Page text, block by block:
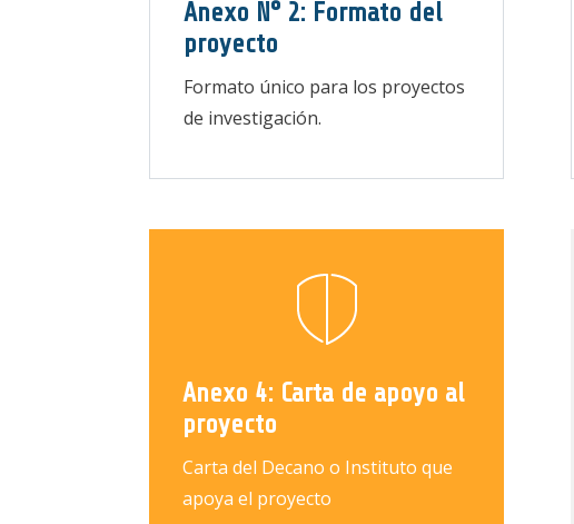
Anexo N° 2: Formato del
proyecto
Formato único para los proyectos
de investigación.
Anexo 4: Carta de apoyo al
proyecto
Carta del Decano o Instituto que
apoya el proyecto